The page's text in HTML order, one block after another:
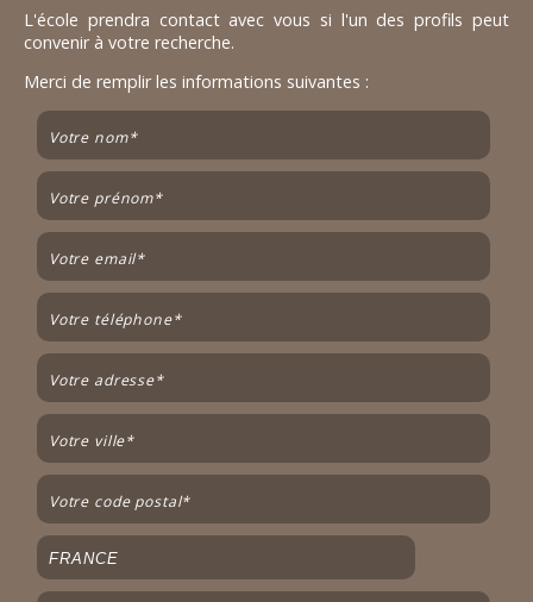
L'école prendra contact avec vous si l'un des profils peut
convenir à votre recherche.
Merci de remplir les informations suivantes :